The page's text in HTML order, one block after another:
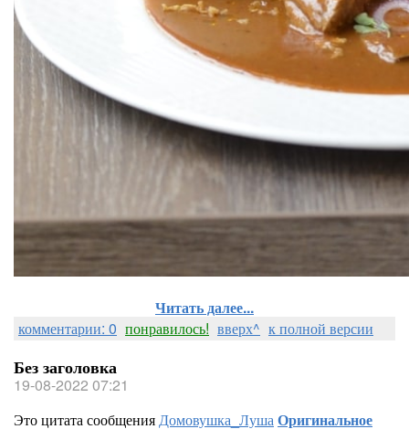
Читать далее...
комментарии: 0 понравилось! вверх^ к полной версии
Без заголовка
19-08-2022 07:21
Это цитата сообщенияДомовушка_ЛушаОригинальное